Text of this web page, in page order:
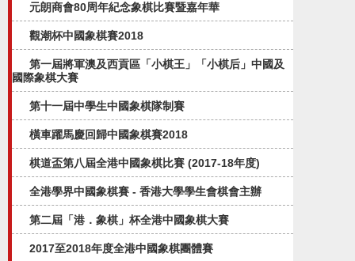
元朗商會80周年紀念象棋比賽暨嘉年華
觀潮杯中國象棋賽2018
第一屆將軍澳及西貢區「小棋王」「小棋后」中國及
國際象棋大賽
第十一屆中學生中國象棋隊制賽
橫車躍馬慶回歸中國象棋賽2018
棋道盃第八屆全港中國象棋比賽 (2017-18年度)
全港學界中國象棋賽 - 香港大學學生會棋會主辦
第二屆「港．象棋」杯全港中國象棋大賽
2017至2018年度全港中國象棋團體賽